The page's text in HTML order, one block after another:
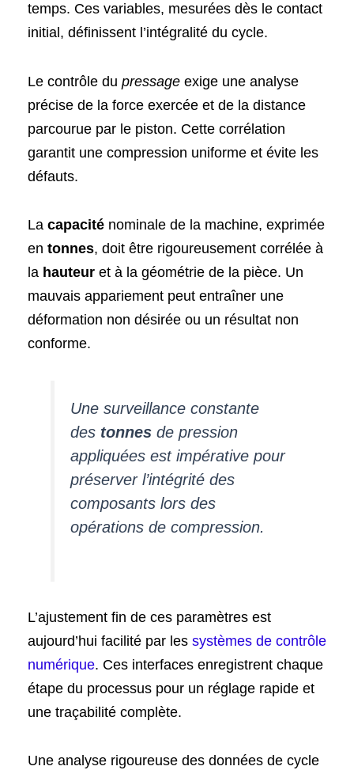
temps. Ces variables, mesurées dès le contact
initial, définissent l’intégralité du cycle.
Le contrôle du pressageexige une analyse
précise de la force exercée et de la distance
parcourue par le piston. Cette corrélation
garantit une compression uniforme et évite les
défauts.
La capaciténominale de la machine, exprimée
en tonnes, doit être rigoureusement corrélée à
la hauteuret à la géométrie de la pièce. Un
mauvais appariement peut entraîner une
déformation non désirée ou un résultat non
conforme.
Une surveillance constante
des tonnes de pression
appliquées est impérative pour
préserver l’intégrité des
composants lors des
opérations de compression.
L’ajustement fin de ces paramètres est
aujourd’hui facilité par les systèmes de contrôle
numérique. Ces interfaces enregistrent chaque
étape du processus pour un réglage rapide et
une traçabilité complète.
Une analyse rigoureuse des données de cycle